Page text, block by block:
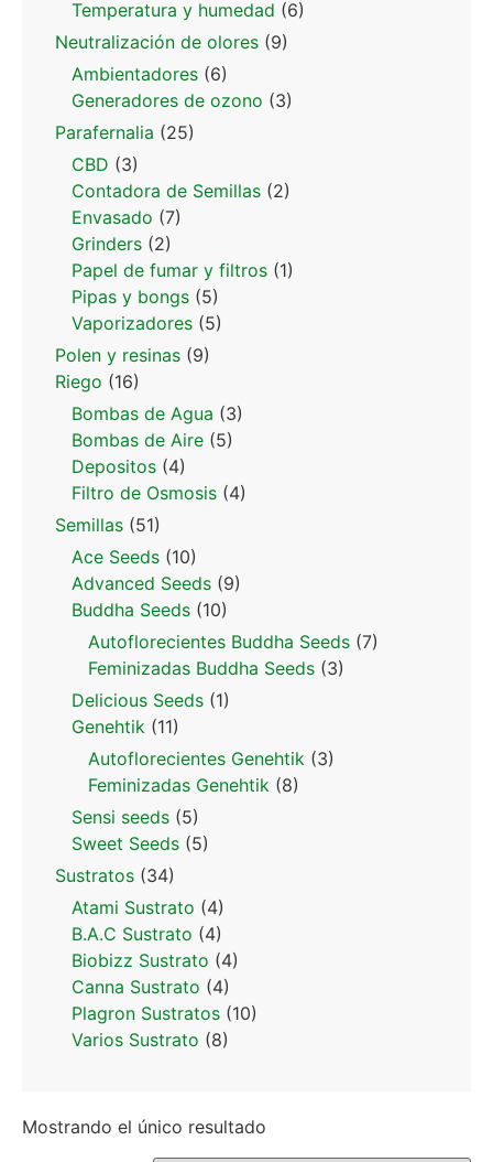
Temperatura y humedad (6)
Neutralización de olores (9)
Ambientadores (6)
Generadores de ozono (3)
Parafernalia (25)
CBD (3)
Contadora de Semillas (2)
Envasado (7)
Grinders (2)
Papel de fumar y filtros (1)
Pipas y bongs (5)
Vaporizadores (5)
Polen y resinas (9)
Riego (16)
Bombas de Agua (3)
Bombas de Aire (5)
Depositos (4)
Filtro de Osmosis (4)
Semillas (51)
Ace Seeds (10)
Advanced Seeds (9)
Buddha Seeds (10)
Autoflorecientes Buddha Seeds (7)
Feminizadas Buddha Seeds (3)
Delicious Seeds (1)
Genehtik (11)
Autoflorecientes Genehtik (3)
Feminizadas Genehtik (8)
Sensi seeds (5)
Sweet Seeds (5)
Sustratos (34)
Atami Sustrato (4)
B.A.C Sustrato (4)
Biobizz Sustrato (4)
Canna Sustrato (4)
Plagron Sustratos (10)
Varios Sustrato (8)
Mostrando el único resultado